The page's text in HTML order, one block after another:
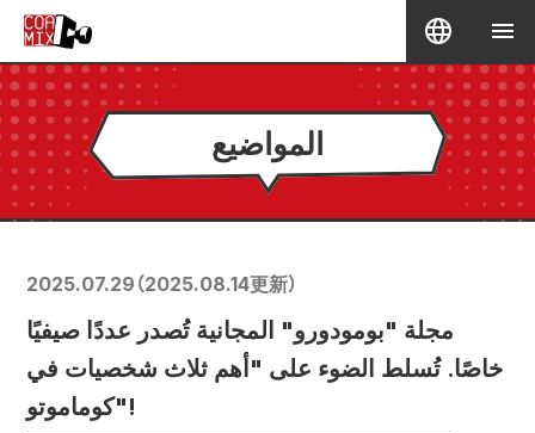
المواضيع
2025.07.29 （2025.08.14更新）
مجلة "بومودورو" المجانية تُصدر عددًا صيفيًا
خاصًا. تُسلط الضوء على "أهم ثلاث شخصيات في
كوماموتو"!